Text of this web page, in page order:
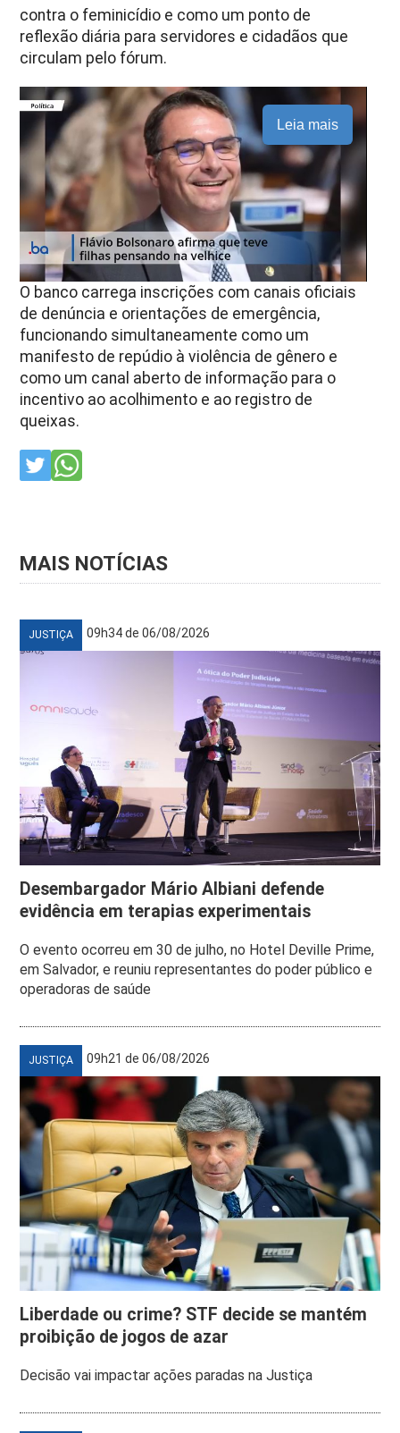
contra o feminicídio e como um ponto de
reflexão diária para servidores e cidadãos que
circulam pelo fórum.
Leia mais
O banco carrega inscrições com canais oficiais
de denúncia e orientações de emergência,
funcionando simultaneamente como um
manifesto de repúdio à violência de gênero e
como um canal aberto de informação para o
incentivo ao acolhimento e ao registro de
queixas.
MAIS NOTÍCIAS
JUSTIÇA 09h34 de 06/08/2026
Desembargador Mário Albiani defende
evidência em terapias experimentais
O evento ocorreu em 30 de julho, no Hotel Deville Prime,
em Salvador, e reuniu representantes do poder público e
operadoras de saúde
JUSTIÇA 09h21 de 06/08/2026
Liberdade ou crime? STF decide se mantém
proibição de jogos de azar
Decisão vai impactar ações paradas na Justiça